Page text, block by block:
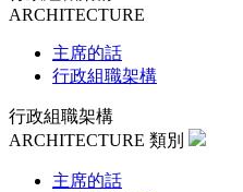
ARCHITECTURE
主席的話
行政組職架構
行政組職架構
ARCHITECTURE 類別
主席的話